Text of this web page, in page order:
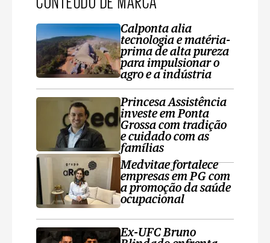
Calponta alia
tecnologia e matéria-
prima de alta pureza
para impulsionar o
agro e a indústria
Princesa Assistência
investe em Ponta
Grossa com tradição
e cuidado com as
famílias
Medvitae fortalece
empresas em PG com
a promoção da saúde
ocupacional
Ex-UFC Bruno